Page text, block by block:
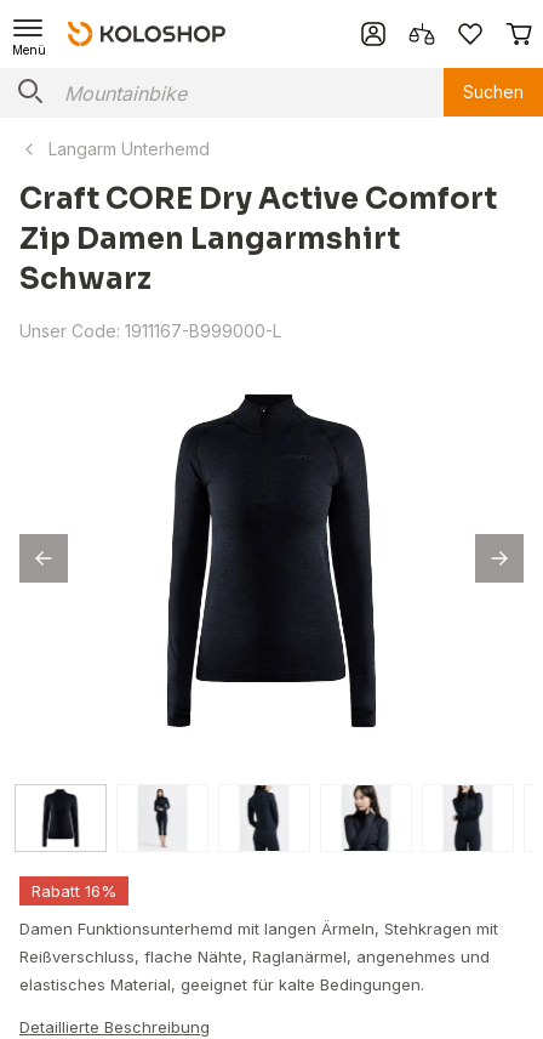
Menü
Suchen
Langarm Unterhemd
Craft CORE Dry Active Comfort
Zip Damen Langarmshirt
Schwarz
Unser Code: 1911167-B999000-L
Rabatt 16%
Damen Funktionsunterhemd mit langen Ärmeln, Stehkragen mit
Reißverschluss, flache Nähte, Raglanärmel, angenehmes und
elastisches Material, geeignet für kalte Bedingungen.
Detaillierte Beschreibung